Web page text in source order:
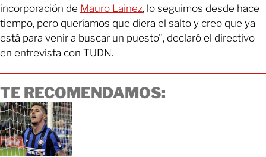
incorporación de Mauro Lainez, lo seguimos desde hace
tiempo, pero queríamos que diera el salto y creo que ya
está para venir a buscar un puesto", declaró el directivo
en entrevista con TUDN.
TE RECOMENDAMOS: